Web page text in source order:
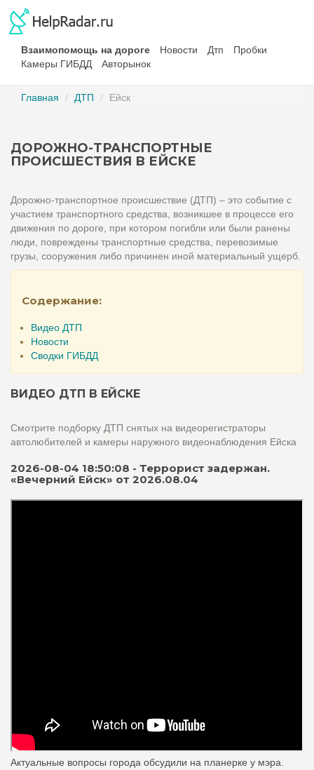
Взаимопомощь на дороге Новости Дтп
Пробки
Камеры ГИБДД
Авторынок
Главная ДТП Ейск
ДОРОЖНО-ТРАНСПОРТНЫЕ
ПРОИСШЕСТВИЯ В ЕЙСКЕ
Дорожно-транспортное происшествие (ДТП) – это событие с
участием транспортного средства, возникшее в процессе его
движения по дороге, при котором погибли или были ранены
люди, повреждены транспортные средства, перевозимые
грузы, сооружения либо причинен иной материальный ущерб.
Содержание:
Видео ДТП
Новости
Сводки ГИБДД
ВИДЕО ДТП В ЕЙСКЕ
Смотрите подборку ДТП снятых на видеорегистраторы
автолюбителей и камеры наружного видеонаблюдения Ейска
2026-08-04 18:50:08 - Террорист задержан.
«Вечерний Ейск» от 2026.08.04
Актуальные вопросы города обсудили на планерке у мэра.